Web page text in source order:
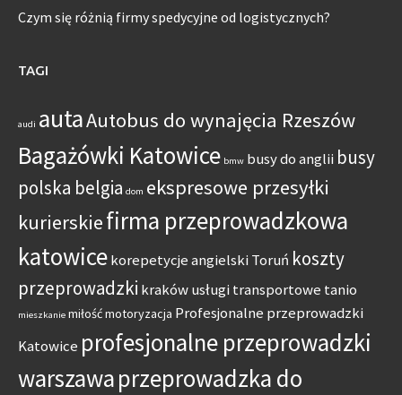
Czym się różnią firmy spedycyjne od logistycznych?
TAGI
audi autaAutobus do wynajęcia Rzeszów
Bagażówki Katowice bmw busy do anglii busy
polska belgia dom ekspresowe przesyłki
kurierskiefirma przeprowadzkowa
katowicekorepetycje angielski Toruń koszty
przeprowadzki kraków usługi transportowe tanio
mieszkanie miłośćmotoryzacja Profesjonalne przeprowadzki
Katowice profesjonalne przeprowadzki
warszawaprzeprowadzka do